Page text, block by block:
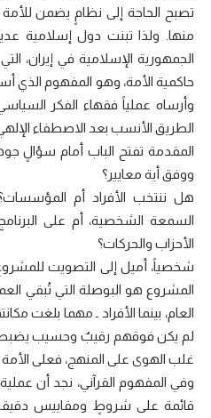
تصبح الحاجة إلى نظامٍ يضمن
منها. ولذا تبنت دول إسلامية
الجمهورية الإسلامية في إيران،
حاكمية الأمة، وهو المفهوم
وأرساه عملياً فقهاء الفكر
الطريق الأنسب بعد الاصطفاء الإلهي
المقدمة تفتح الباب أمام سؤالٍ
ووفق أية معايير؟
هل ننتخب الأفراد أم
السمعة الشخصية، أم على
الأحزاب والحركات؟
شخصياً، أميل إلى التصويت
المشروع هو البوصلة التي تُبقي
العام، بينما الأفراد ـ مهما بلغت
لم يكن فوقهم رقيبٌ وحسيب يضبط
غلب الهوى على المنهج، فعلى الأمة
وفي المفهوم القرآني، نجد أن
قائمة على شروطٍ ومقاييس